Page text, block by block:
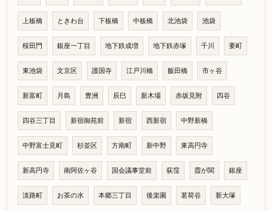
上板橋 ときわ台 下板橋 中板橋 北池袋 池袋
桜田門 銀座一丁目 地下鉄成増 地下鉄赤塚 千川 要町
東池袋 文京区 護国寺 江戸川橋 飯田橋 市ヶ谷
新富町 月島 豊洲 辰巳 新木場 赤坂見附 四谷
四谷三丁目 新宿御苑前 新宿 西新宿 中野新橋
中野富士見町 杉並区 方南町 新中野 東高円寺
新高円寺 南阿佐ヶ谷 国会議事堂前 荻窪 霞が関 銀座
淡路町 お茶の水 本郷三丁目 後楽園 茗荷谷 新大塚